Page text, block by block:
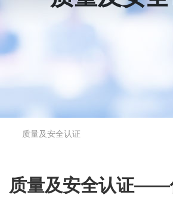
质量及安全认证
质量及安全认证——